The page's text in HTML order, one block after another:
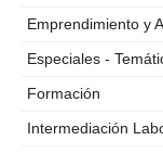
Emprendimiento y
Especiales -
Formación
Intermediación